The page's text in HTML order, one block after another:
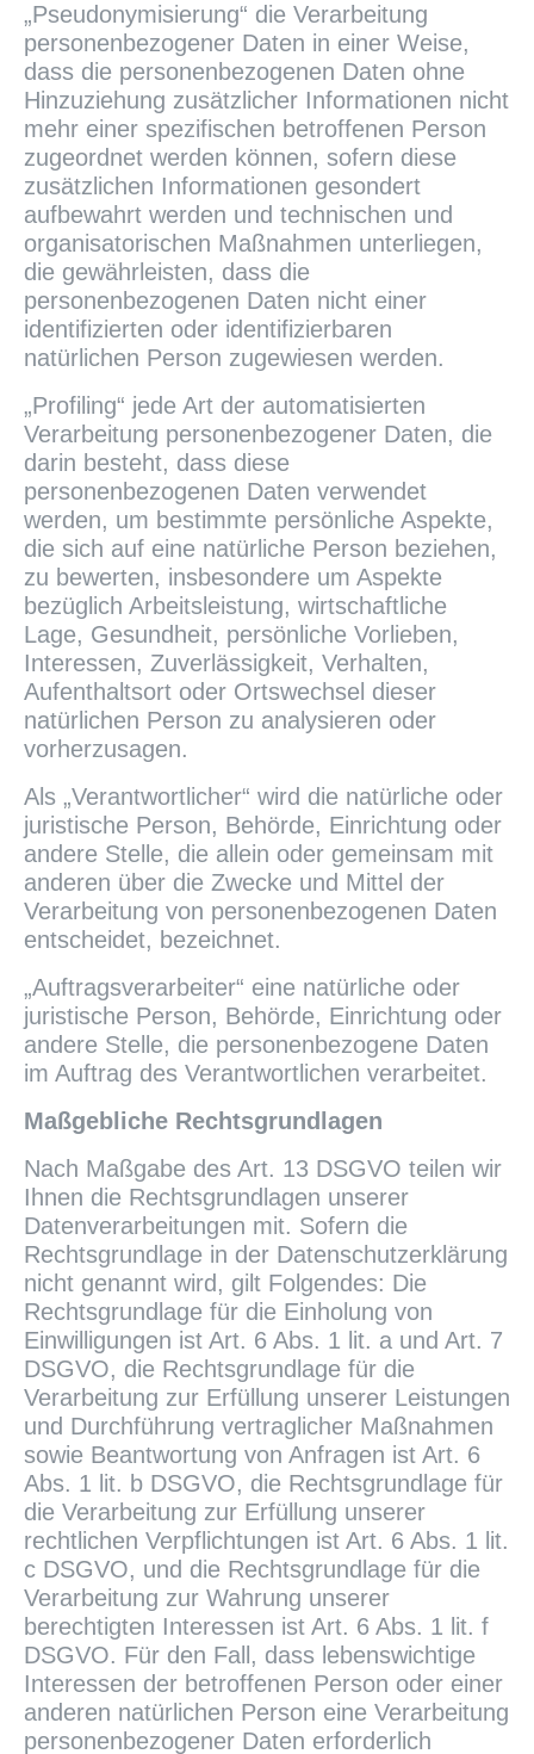
„Pseudonymisierung“ die Verarbeitung
personenbezogener Daten in einer Weise,
dass die personenbezogenen Daten ohne
Hinzuziehung zusätzlicher Informationen nicht
mehr einer spezifischen betroffenen Person
zugeordnet werden können, sofern diese
zusätzlichen Informationen gesondert
aufbewahrt werden und technischen und
organisatorischen Maßnahmen unterliegen,
die gewährleisten, dass die
personenbezogenen Daten nicht einer
identifizierten oder identifizierbaren
natürlichen Person zugewiesen werden.
„Profiling“ jede Art der automatisierten
Verarbeitung personenbezogener Daten, die
darin besteht, dass diese
personenbezogenen Daten verwendet
werden, um bestimmte persönliche Aspekte,
die sich auf eine natürliche Person beziehen,
zu bewerten, insbesondere um Aspekte
bezüglich Arbeitsleistung, wirtschaftliche
Lage, Gesundheit, persönliche Vorlieben,
Interessen, Zuverlässigkeit, Verhalten,
Aufenthaltsort oder Ortswechsel dieser
natürlichen Person zu analysieren oder
vorherzusagen.
Als „Verantwortlicher“ wird die natürliche oder
juristische Person, Behörde, Einrichtung oder
andere Stelle, die allein oder gemeinsam mit
anderen über die Zwecke und Mittel der
Verarbeitung von personenbezogenen Daten
entscheidet, bezeichnet.
„Auftragsverarbeiter“ eine natürliche oder
juristische Person, Behörde, Einrichtung oder
andere Stelle, die personenbezogene Daten
im Auftrag des Verantwortlichen verarbeitet.
Maßgebliche Rechtsgrundlagen
Nach Maßgabe des Art. 13 DSGVO teilen wir
Ihnen die Rechtsgrundlagen unserer
Datenverarbeitungen mit. Sofern die
Rechtsgrundlage in der Datenschutzerklärung
nicht genannt wird, gilt Folgendes: Die
Rechtsgrundlage für die Einholung von
Einwilligungen ist Art. 6 Abs. 1 lit. a und Art. 7
DSGVO, die Rechtsgrundlage für die
Verarbeitung zur Erfüllung unserer Leistungen
und Durchführung vertraglicher Maßnahmen
sowie Beantwortung von Anfragen ist Art. 6
Abs. 1 lit. b DSGVO, die Rechtsgrundlage für
die Verarbeitung zur Erfüllung unserer
rechtlichen Verpflichtungen ist Art. 6 Abs. 1 lit.
c DSGVO, und die Rechtsgrundlage für die
Verarbeitung zur Wahrung unserer
berechtigten Interessen ist Art. 6 Abs. 1 lit. f
DSGVO. Für den Fall, dass lebenswichtige
Interessen der betroffenen Person oder einer
anderen natürlichen Person eine Verarbeitung
personenbezogener Daten erforderlich